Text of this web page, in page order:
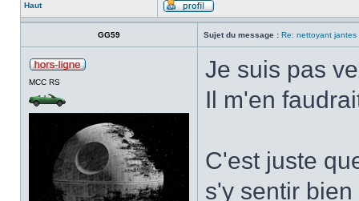
Haut
GG59 Sujet du message : Re: nettoyant jantes
MCC RS
Je suis pas
Il m'en
C'est juste
s'y sentir